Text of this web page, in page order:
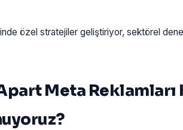
özel stratejiler geliştiriyor, sektörel
Meta